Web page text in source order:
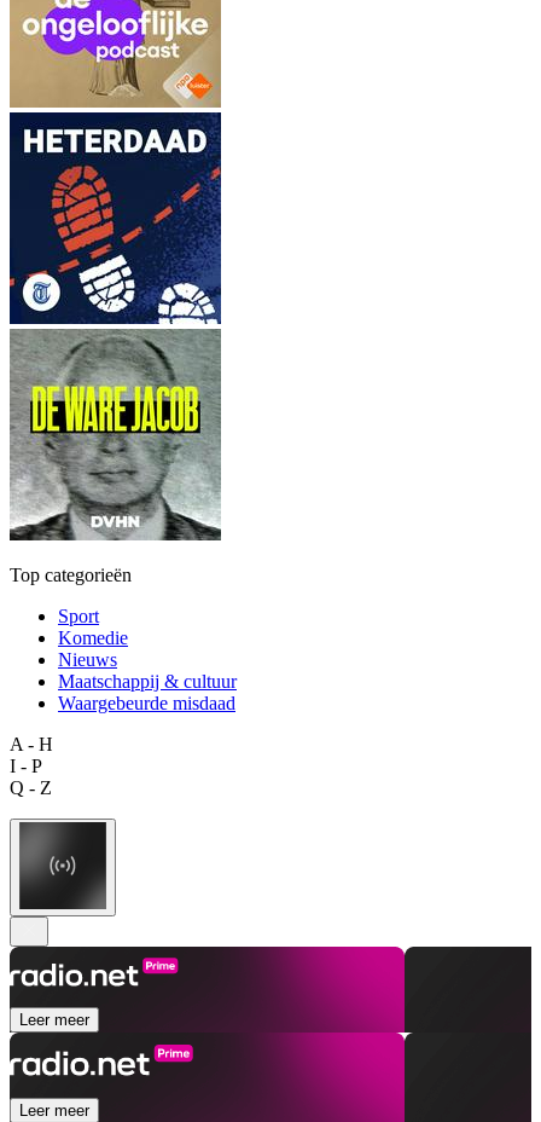
Top categorieën
Sport
Komedie
Nieuws
Maatschappij & cultuur
Waargebeurde misdaad
A - H
I - P
Q - Z
Leer meer
Leer meer